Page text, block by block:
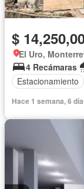
$
El Uro,
4 Recámaras
Estacionamiento
Hace 1 semana, 6